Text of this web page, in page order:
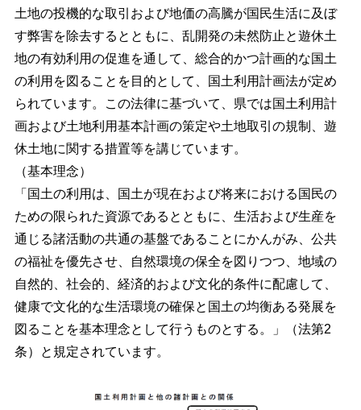
土地の投機的な取引および地価の高騰が国民生活に及ぼ
す弊害を除去するとともに、乱開発の未然防止と遊休土
地の有効利用の促進を通して、総合的かつ計画的な国土
の利用を図ることを目的として、国土利用計画法が定め
られています。この法律に基づいて、県では国土利用計
画および土地利用基本計画の策定や土地取引の規制、遊
休土地に関する措置等を講じています。
（基本理念）
「国土の利用は、国土が現在および将来における国民の
ための限られた資源であるとともに、生活および生産を
通じる諸活動の共通の基盤であることにかんがみ、公共
の福祉を優先させ、自然環境の保全を図りつつ、地域の
自然的、社会的、経済的および文化的条件に配慮して、
健康で文化的な生活環境の確保と国土の均衡ある発展を
図ることを基本理念として行うものとする。」（法第2
条）と規定されています。